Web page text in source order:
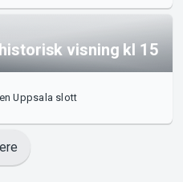
visning kl 15
Uppsala slott